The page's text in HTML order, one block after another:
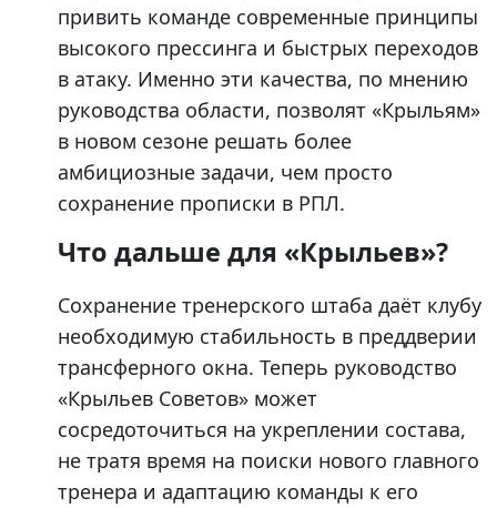
привить команде современные принципы
высокого прессинга и быстрых переходов
в атаку. Именно эти качества, по мнению
руководства области, позволят «Крыльям»
в новом сезоне решать более
амбициозные задачи, чем просто
сохранение прописки в РПЛ.
Что дальше для «Крыльев»?
Сохранение тренерского штаба даёт клубу
необходимую стабильность в преддверии
трансферного окна. Теперь руководство
«Крыльев Советов» может
сосредоточиться на укреплении состава,
не тратя время на поиски нового главного
тренера и адаптацию команды к его